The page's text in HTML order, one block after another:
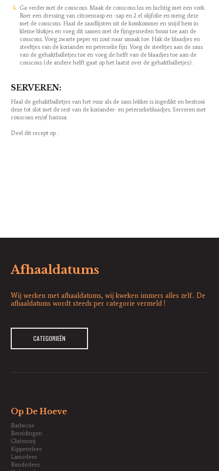
Ga verder met de couscous. Maak de couscous los en luchtig met een vork.
Roer een dressing van citroenrasp en -sap en 2 el olijfolie en meng deze
met de couscous. Haal de zaadlijsten uit de komkommer en snijd hem in
kleine blokjes en voeg dit samen met de fijngesneden bosui toe aan de
couscous. Voeg zwarte peper en zout naar smaak toe. Hak de blaadjes en
steeltjes van de koriander en peterselie fijn. Voeg de steeltjes aan de saus
van de gehaktballetjes toe en voeg de helft van de blaadjes toe aan de
couscous (de andere helft gaat op het laatst over de gehaktballetjes).
SERVEREN:
Haal de gehaktballetjes van het vuur als de saus lekker is ingedikt en bestrooi
deze tot slot met de rest van de koriander- en peterselieblaadjes. Serveren met
couscous en/of harissa.
Deel dit recept op :
Afhaaldatums
Wij werken met afhaaldatums, wij kweken immers alles zelf.. De
afhaaldatums wordt steeds per categorie vermeld !
CATEGORIEËN
Op De Hoeve
Barbecue
Bereidingen
Glutenvrij
Kippenvlees
Lamsvlees
Rundsvlees